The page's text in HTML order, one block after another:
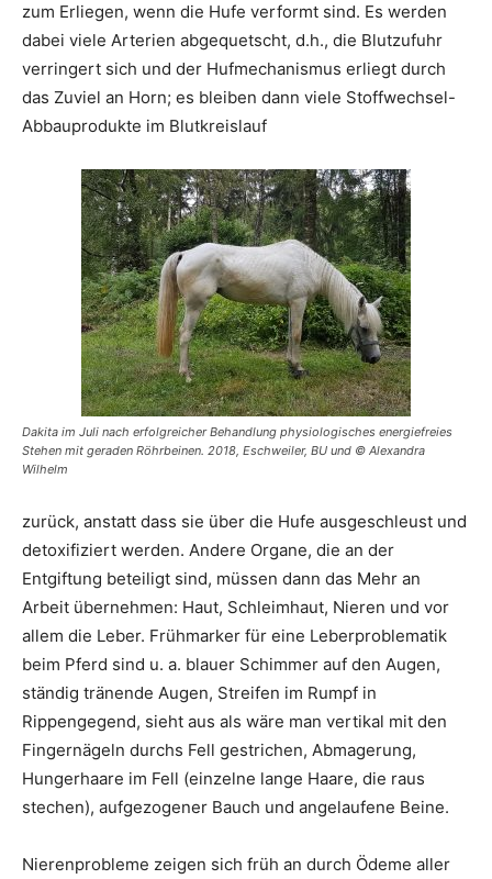
zum Erliegen, wenn die Hufe verformt sind. Es werden
dabei viele Arterien abgequetscht, d.h., die Blutzufuhr
verringert sich und der Hufmechanismus erliegt durch
das Zuviel an Horn; es bleiben dann viele Stoffwechsel-
Abbauprodukte im Blutkreislauf
Dakita im Juli nach erfolgreicher Behandlung physiologisches energiefreies
Stehen mit geraden Röhrbeinen. 2018, Eschweiler, BU und © Alexandra
Wilhelm
zurück, anstatt dass sie über die Hufe ausgeschleust und
detoxifiziert werden. Andere Organe, die an der
Entgiftung beteiligt sind, müssen dann das Mehr an
Arbeit übernehmen: Haut, Schleimhaut, Nieren und vor
allem die Leber. Frühmarker für eine Leberproblematik
beim Pferd sind u. a. blauer Schimmer auf den Augen,
ständig tränende Augen, Streifen im Rumpf in
Rippengegend, sieht aus als wäre man vertikal mit den
Fingernägeln durchs Fell gestrichen, Abmagerung,
Hungerhaare im Fell (einzelne lange Haare, die raus
stechen), aufgezogener Bauch und angelaufene Beine.
Nierenprobleme zeigen sich früh an durch Ödeme aller